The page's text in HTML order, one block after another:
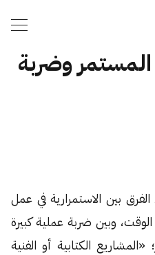
وضربة
بين الاستمرارية في عمل
وبين ضربة عملية كبيرة
الكتابية أو الفنية